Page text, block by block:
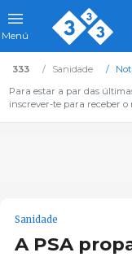
Menú
333 Sanidade
Para estar a par das
inscrever-te para receber o
Sanidade
A PSA